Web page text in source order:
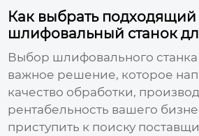
Как выбрать подходящий
шлифовальный станок
Выбор шлифовального
важное решение, которое
качество обработки,
рентабельность вашего
приступить к поиску